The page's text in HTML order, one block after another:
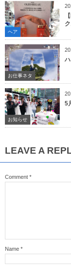
ヘア
お仕事ネタ
お知らせ
5
LEAVE A
Comment *
Name *